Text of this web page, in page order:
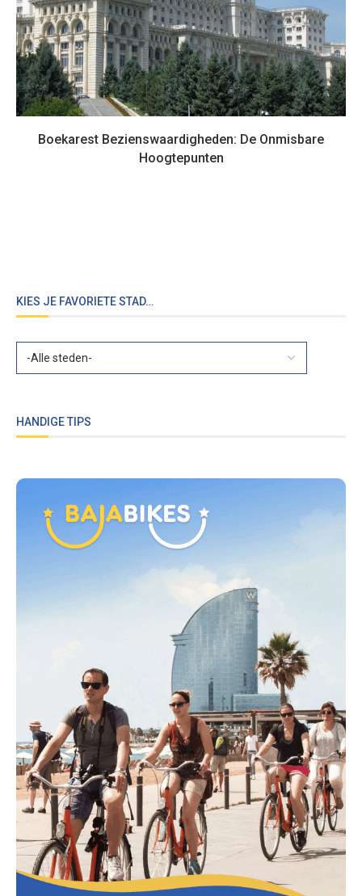
Boekarest Bezienswaardigheden: De Onmisbare
Hoogtepunten
KIES JE FAVORIETE STAD…
HANDIGE TIPS